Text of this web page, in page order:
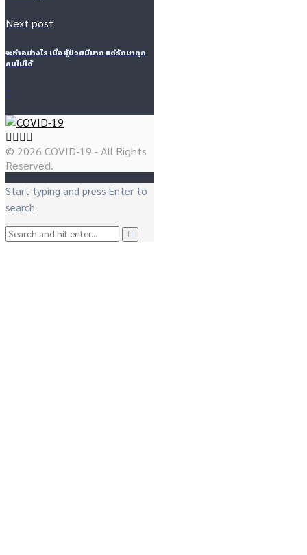
Next post
จะทำอย่างไร เมื่อผู้ป่วยมีมาก แต่รักษาทุก
คนไม่ได้
© 2026 COVID-19 - All Rights
Reserved.
Start typing and press Enter to
search